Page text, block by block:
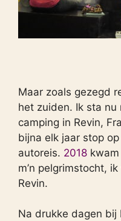
Maar zoals gezegd
het zuiden. Ik sta nu
camping in Revin,
bijna elk jaar stop
autoreis. 2018
m’n pelgrimstocht,
Revin.
Na drukke dagen bij